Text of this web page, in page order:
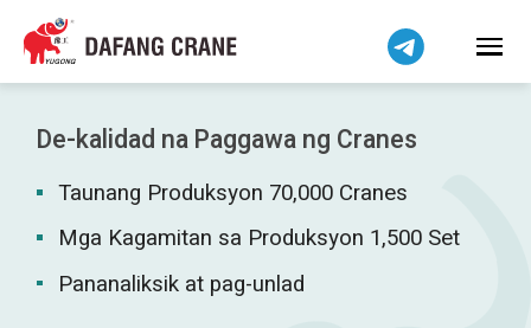
De-kalidad na Paggawa ng Cranes
Taunang Produksyon 70,000 Cranes
Mga Kagamitan sa Produksyon 1,500 Set
Pananaliksik at pag-unlad
हिन्दी
Bahasa Indonesia
Bahasa Melayu
Tiếng Việt
বাংলা
فارسی
اردو